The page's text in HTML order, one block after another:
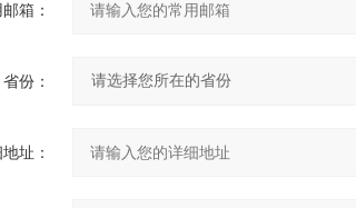
箱：
省份：
址：